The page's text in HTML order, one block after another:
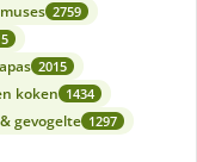
2759
2015
koken 1434
gevogelte 1297